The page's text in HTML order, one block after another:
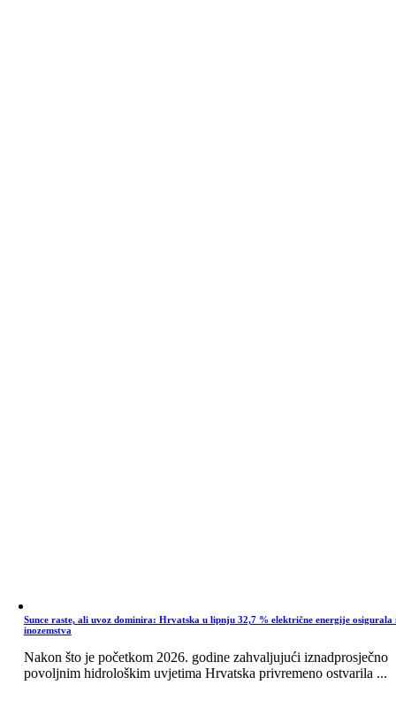
Sunce raste, ali uvoz dominira: Hrvatska u lipnju 32,7 % električne energije osigurala
inozemstva
Nakon što je početkom 2026. godine zahvaljujući iznadprosječno
povoljnim hidrološkim uvjetima Hrvatska privremeno ostvarila ...